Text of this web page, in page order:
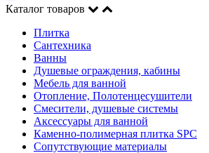
Каталог товаров
Плитка
Сантехника
Ванны
Душевые ограждения, кабины
Мебель для ванной
Отопление, Полотенцесушители
Смесители, душевые системы
Аксессуары для ванной
Каменно-полимерная плитка SPC
Сопутствующие материалы